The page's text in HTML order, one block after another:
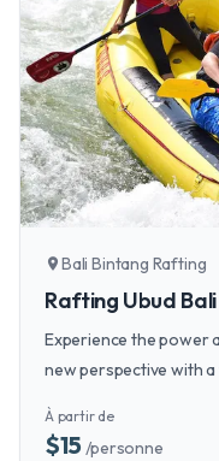
location_on Bali Bintang Rafting
Rafting Ubud
Experience the power
new perspective with
perfect for couples
excitement to their
À partir de
$15 /personne